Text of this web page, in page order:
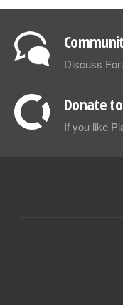
Discuss
Donate
If you like